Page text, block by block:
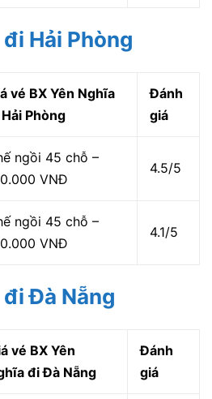
Hải Phòng
vé BX Yên Nghĩa
Phòng
Đánh
giá
ngồi 45 chỗ –
VNĐ
4.5/5
ngồi 45 chỗ –
VNĐ
4.1/5
đi Đà Nẵng
vé BX Yên
đi Đà Nẵng
Đánh
giá